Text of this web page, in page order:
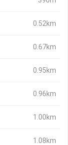
0.52km
0.67km
0.95km
0.96km
1.00km
1.08km